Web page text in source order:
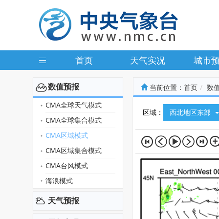
首页 天气实况 城市
数值预报
CMA全球天气模式
CMA全球集合模式
CMA区域模式
CMA区域集合模式
CMA台风模式
海浪模式
天气预报
当前位置： 首页 数
区域： 西北地区东部